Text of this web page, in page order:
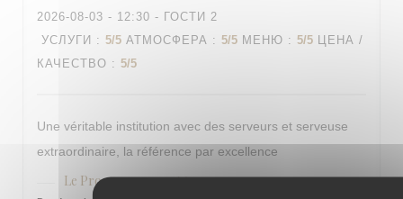
2026-08-03 - 12:30 - ГОСТИ 2
УСЛУГИ : 5/5 АТМОСФЕРА : 5/5 МЕНЮ : 5/5 ЦЕНА /
КАЧЕСТВО : 5/5
Une véritable institution avec des serveurs et serveuse
extraordinaire, la référence par excellence
Le Procope ответил(а) на этот отзыв